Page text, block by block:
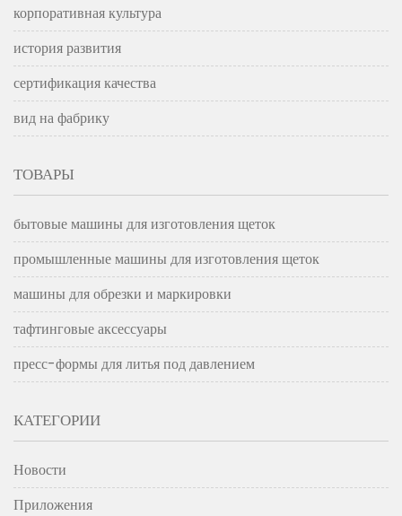
корпоративная культура
история развития
сертификация качества
вид на фабрику
ТОВАРЫ
бытовые машины для изготовления щеток
промышленные машины для изготовления щеток
машины для обрезки и маркировки
тафтинговые аксессуары
пресс-формы для литья под давлением
КАТЕГОРИИ
Новости
Приложения